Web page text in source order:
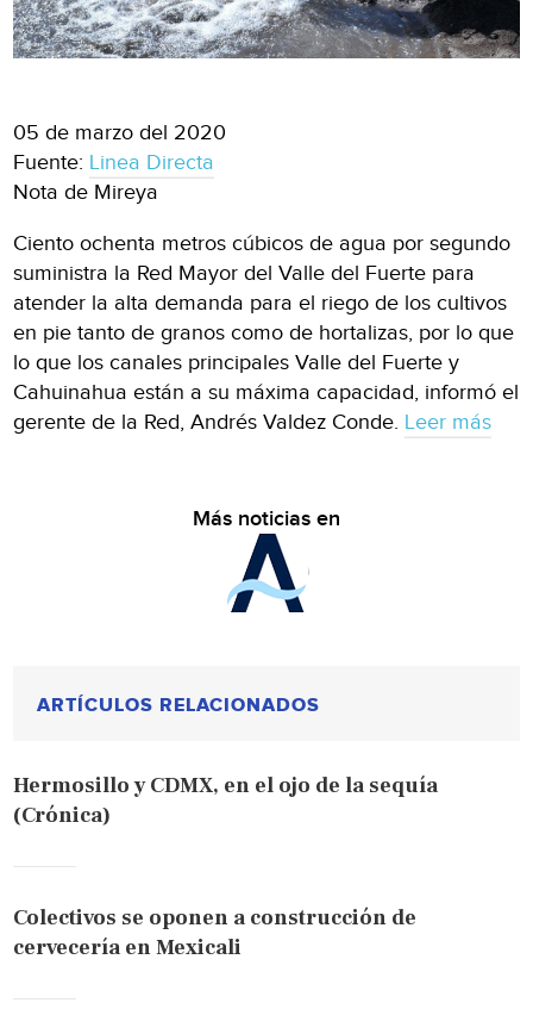
05 de marzo del 2020
Fuente: Linea Directa
Nota de Mireya
Ciento ochenta metros cúbicos de agua por segundo
suministra la Red Mayor del Valle del Fuerte para
atender la alta demanda para el riego de los cultivos
en pie tanto de granos como de hortalizas, por lo que
lo que los canales principales Valle del Fuerte y
Cahuinahua están a su máxima capacidad, informó el
gerente de la Red, Andrés Valdez Conde. Leer más
Más noticias en
ARTÍCULOS RELACIONADOS
Hermosillo y CDMX, en el ojo de la sequía
(Crónica)
Colectivos se oponen a construcción de
cervecería en Mexicali